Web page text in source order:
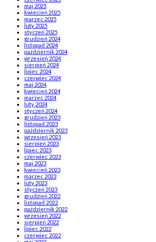
maj 2025
kwiecień 2025
marzec 2025
luty 2025
styczeń 2025
grudzień 2024
listopad 2024
październik 2024
wrzesień 2024
sierpień 2024
lipiec 2024
czerwiec 2024
maj 2024
kwiecień 2024
marzec 2024
luty 2024
styczeń 2024
grudzień 2023
listopad 2023
październik 2023
wrzesień 2023
sierpień 2023
lipiec 2023
czerwiec 2023
maj 2023
kwiecień 2023
marzec 2023
luty 2023
styczeń 2023
grudzień 2022
listopad 2022
październik 2022
wrzesień 2022
sierpień 2022
lipiec 2022
czerwiec 2022